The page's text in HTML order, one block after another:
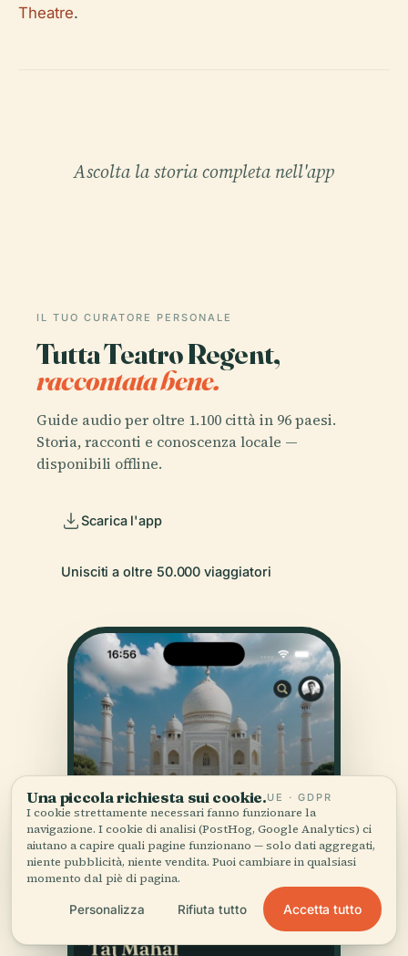
Theatre.
Ascolta la storia completa nell'app
IL TUO CURATORE PERSONALE
Tutta Teatro Regent,
raccontata bene.
Guide audio per oltre 1.100 città in 96 paesi.
Storia, racconti e conoscenza locale —
disponibili offline.
Scarica l'app
Unisciti a oltre 50.000 viaggiatori
Una piccola richiesta sui cookie.UE · GDPR
I cookie strettamente necessari fanno funzionare la
navigazione. I cookie di analisi (PostHog, Google Analytics) ci
aiutano a capire quali pagine funzionano — solo dati aggregati,
niente pubblicità, niente vendita. Puoi cambiare in qualsiasi
momento dal piè di pagina.
Personalizza Rifiuta tutto Accetta tutto